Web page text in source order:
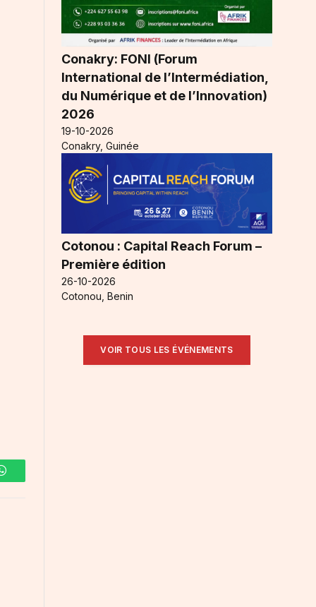
WhatsApp
Conakry: FONI (Forum
International de l’Intermédiation,
du Numérique et de l’Innovation)
2026
19-10-2026
Conakry, Guinée
Cotonou : Capital Reach Forum –
Première édition
26-10-2026
Cotonou, Benin
VOIR TOUS LES ÉVÉNEMENTS